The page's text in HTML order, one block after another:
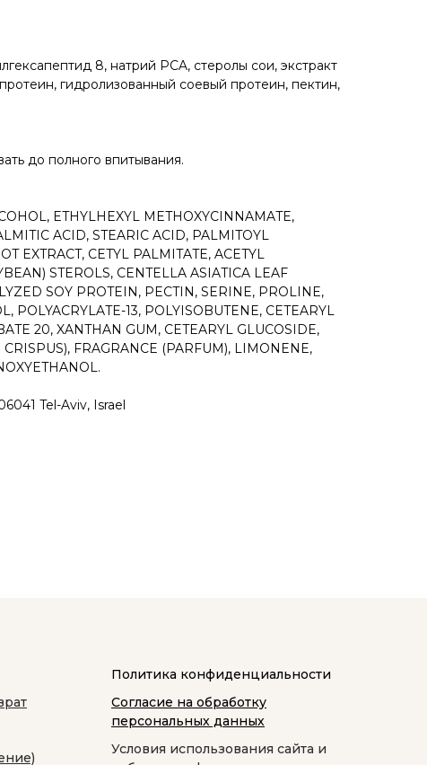
8, натрий PCA, стеролы сои, экстракт
гидролизованный соевый протеин, пектин,
до полного впитывания.
ETHYLHEXYL METHOXYCINNAMATE,
ACID, STEARIC ACID, PALMITOYL
EXTRACT, CETYL PALMITATE, ACETYL
STEROLS, CENTELLA ASIATICA LEAF
SOY PROTEIN, PECTIN, SERINE, PROLINE,
POLYACRYLATE-13, POLYISOBUTENE, CETEARYL
20, XANTHAN GUM, CETEARYL GLUCOSIDE,
FRAGRANCE (PARFUM), LIMONENE,
Tel-Aviv, Israel
Политика конфиденциальности
Согласие на обработку
персональных данных
Условия использования сайта и